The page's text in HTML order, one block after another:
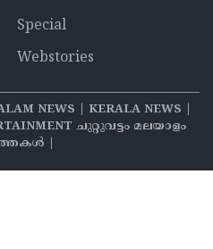
Special
Webstories
NEWS | KERALA NEWS |
ചുറ്റുവട്ടം മലയാളം
|